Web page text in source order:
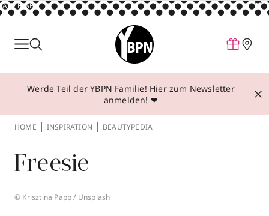
ANZEIGE
Parfum
Make-up
Behandlungen
Über YBPN
Aktionen
Werde Teil der YBPN Familie! Hier zum Newsletter
anmelden! ❤
HOME INSPIRATION BEAUTYPEDIA
Freesie
© Krisztina Papp / Unsplash